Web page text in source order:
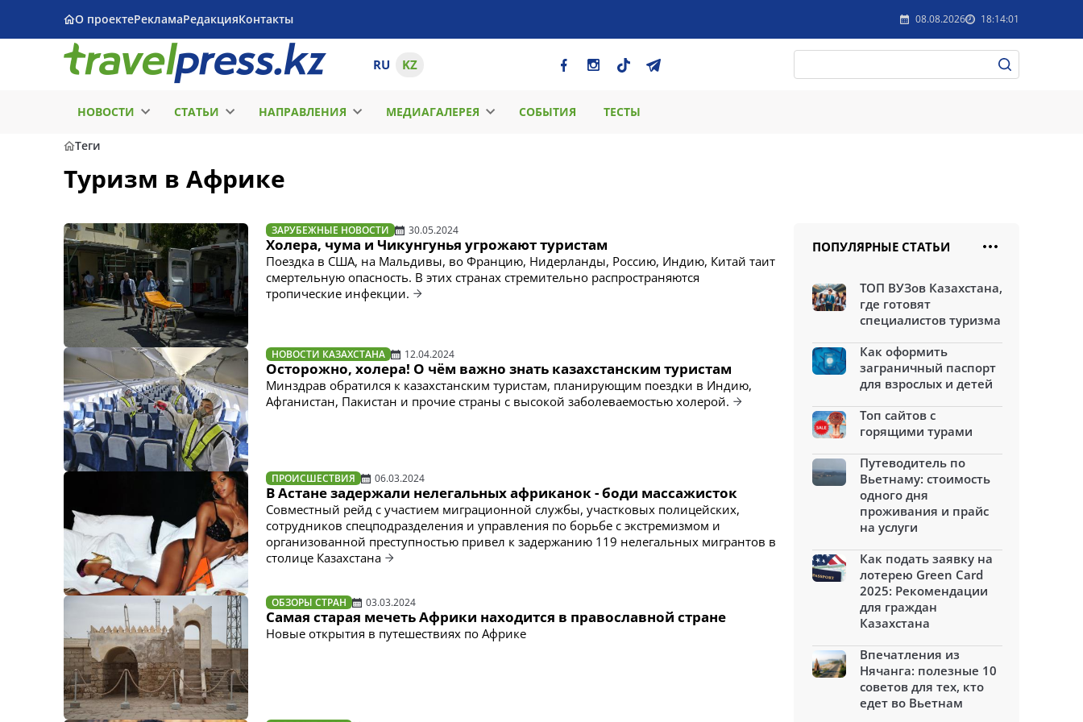
О проектеРекламаРедакцияКонтакты 08.08.2026 18:14:01
RU KZ
НОВОСТИ СТАТЬИ НАПРАВЛЕНИЯ МЕДИАГАЛЕРЕЯ СОБЫТИЯ ТЕСТЫ
Теги
Туризм в Африке
ЗАРУБЕЖНЫЕ НОВОСТИ 30.05.2024
Холера, чума и Чикунгунья угрожают туристам
Поездка в США, на Мальдивы, во Францию, Нидерланды, Россию, Индию, Китай таит
смертельную опасность. В этих странах стремительно распространяются
тропические инфекции.
НОВОСТИ КАЗАХСТАНА 12.04.2024
Осторожно, холера! О чём важно знать казахстанским туристам
Минздрав обратился к казахстанским туристам, планирующим поездки в Индию,
Афганистан, Пакистан и прочие страны с высокой заболеваемостью холерой.
ПРОИСШЕСТВИЯ 06.03.2024
В Астане задержали нелегальных африканок - боди массажисток
Совместный рейд с участием миграционной службы, участковых полицейских,
сотрудников спецподразделения и управления по борьбе с экстремизмом и
организованной преступностью привел к задержанию 119 нелегальных мигрантов в
столице Казахстана
ОБЗОРЫ СТРАН 03.03.2024
Самая старая мечеть Африки находится в православной стране
Новые открытия в путешествиях по Африке
ПОПУЛЯРНЫЕ СТАТЬИ
ТОП ВУЗов Казахстана,
где готовят
специалистов туризма
Как оформить
заграничный паспорт
для взрослых и детей
Топ сайтов с
горящими турами
Путеводитель по
Вьетнаму: стоимость
одного дня
проживания и прайс
на услуги
Как подать заявку на
лотерею Green Card
2025: Рекомендации
для граждан
Казахстана
Впечатления из
Нячанга: полезные 10
советов для тех, кто
едет во Вьетнам